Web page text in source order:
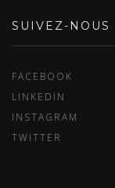
SUIVEZ-NOUS
FACEBOOK
LINKEDIN
INSTAGRAM
TWITTER